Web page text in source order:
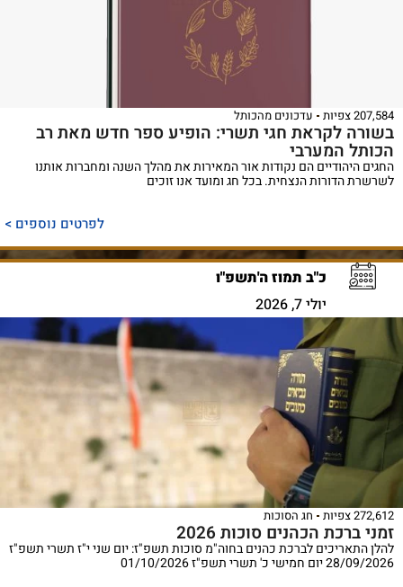
207,584 צפיות עדכונים מהכותל
בשורה לקראת חגי תשרי: הופיע ספר חדש מאת רב
הכותל המערבי
החגים היהודיים הם נקודות אור המאירות את מהלך השנה ומחברות אותנו
לשרשרת הדורות הנצחית. בכל חג ומועד אנו זוכים
לפרטים נוספים >
כ"ב תמוז ה'תשפ"ו
יולי 7, 2026
272,612 צפיות חג הסוכות
זמני ברכת הכהנים סוכות 2026
להלן התאריכים לברכת כהנים בחוה"מ סוכות תשפ"ז: יום שני י"ז תשרי תשפ"ז
28/09/2026 יום חמישי כ' תשרי תשפ"ז 01/10/2026